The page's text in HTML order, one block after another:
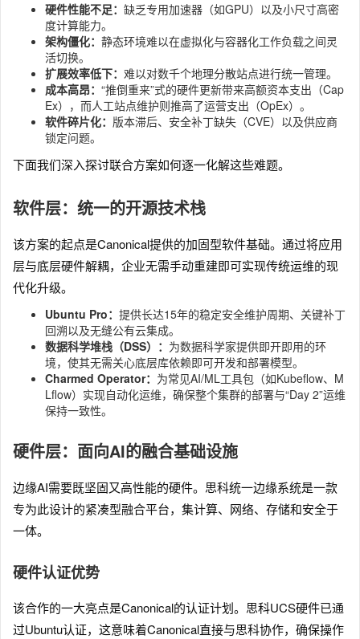
硬件性能不足： 缺乏专用加速器（如GPU）以及小尺寸高密
度计算能力。
架构僵化： 静态环境难以在虚拟化与容器化工作负载之间灵
活切换。
扩展效率低下： 难以对数千个地理分散站点进行统一管理。
成本高昂： “推倒重来”式的硬件更新带来高额资本支出（Cap
Ex），而人工站点维护则推高了运营支出（OpEx）。
软件碎片化： 版本滞后、安全补丁缺失（CVE）以及供应商
锁定问题。
下面我们深入探讨联合方案如何逐一化解这些难题。
软件层：统一的开源技术栈
该方案的起点是Canonical提供的加固型软件基础。通过将应用
层与底层硬件解耦，企业无需手动重建即可实现传统运维的现
代化升级。
Ubuntu Pro： 提供长达15年的稳定安全维护周期、关键补丁
回溯以及无缝公有云集成。
数据科学堆栈（DSS）： 为数据科学家提供即开即用的环
境，使其无需关心底层库依赖即可开发和部署模型。
Charmed Operator： 为常见AI/ML工具包（如Kubeflow、M
Lflow）实现自动化运维，确保整个集群的部署与“Day 2”运维
保持一致性。
硬件层：面向AI的融合基础设施
边缘AI需要既坚固又高性能的硬件。思科统一边缘系统是一款
专为此设计的紧凑型融合平台，集计算、网络、存储和安全于
一体。
硬件认证优势
该合作的一大亮点是Canonical的认证计划。思科UCS硬件已通
过Ubuntu认证，这意味着Canonical直接与思科协作，确保操作